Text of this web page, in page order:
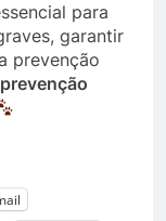
para
garantir
prevenção